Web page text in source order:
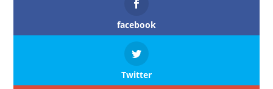
facebook
Twitter